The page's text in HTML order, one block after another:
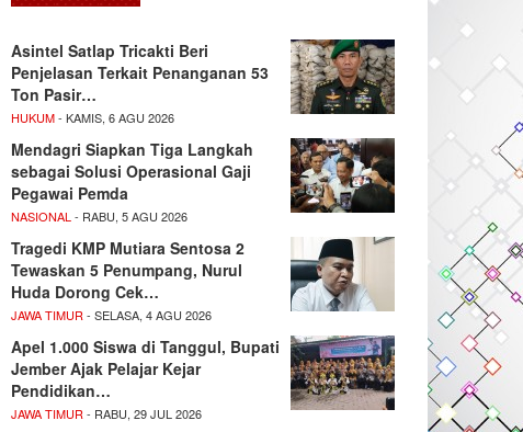
Asintel Satlap Tricakti Beri
Penjelasan Terkait Penanganan 53
Ton Pasir…
HUKUM- KAMIS, 6 AGU 2026
Mendagri Siapkan Tiga Langkah
sebagai Solusi Operasional Gaji
Pegawai Pemda
NASIONAL - RABU, 5 AGU 2026
Tragedi KMP Mutiara Sentosa 2
Tewaskan 5 Penumpang, Nurul
Huda Dorong Cek…
JAWA TIMUR - SELASA, 4 AGU 2026
Apel 1.000 Siswa di Tanggul, Bupati
Jember Ajak Pelajar Kejar
Pendidikan…
JAWA TIMUR - RABU, 29 JUL 2026